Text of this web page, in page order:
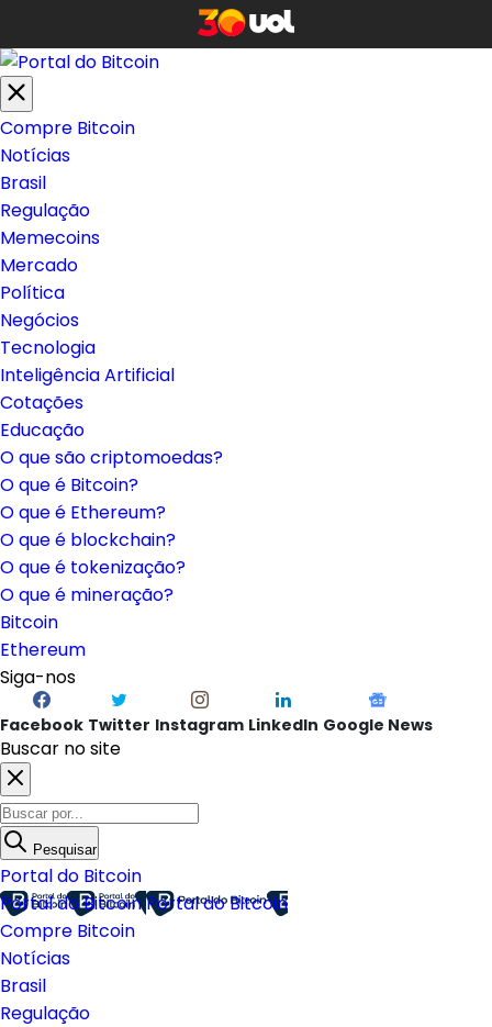
Compre Bitcoin
Notícias
Brasil
Regulação
Memecoins
Mercado
Política
Negócios
Tecnologia
Inteligência Artificial
Cotações
Educação
O que são criptomoedas?
O que é Bitcoin?
O que é Ethereum?
O que é blockchain?
O que é tokenização?
O que é mineração?
Bitcoin
Ethereum
Siga-nos
Facebook Twitter Instagram LinkedIn Google News
Buscar no site
Pesquisar
Portal do Bitcoin
Portal do BitcoinPortal do Bitcoin
Compre Bitcoin
Notícias
Brasil
Regulação